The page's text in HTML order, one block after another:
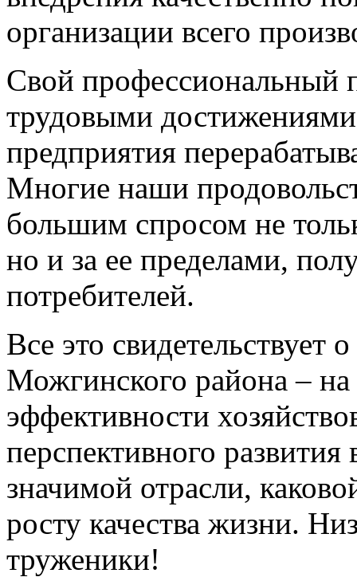
организации всего
Свой профессиональный
трудовыми
предприятия
Многие наши
большим спросом не
но и за ее пределами,
потребителей.
Все это свидетельствует
Можгинского района –
эффективности
перспективного
значимой отрасли,
росту качества жизни.
труженики!